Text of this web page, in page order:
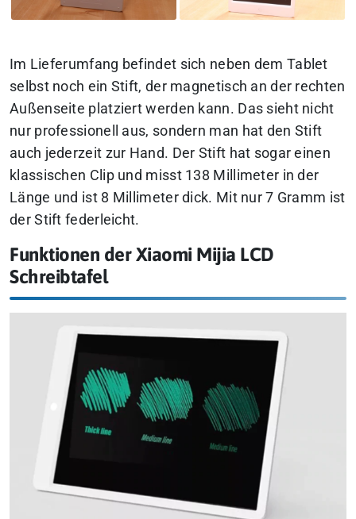
Im Lieferumfang befindet sich neben dem Tablet
selbst noch ein Stift, der magnetisch an der rechten
Außenseite platziert werden kann. Das sieht nicht
nur professionell aus, sondern man hat den Stift
auch jederzeit zur Hand. Der Stift hat sogar einen
klassischen Clip und misst 138 Millimeter in der
Länge und ist 8 Millimeter dick. Mit nur 7 Gramm ist
der Stift federleicht.
Funktionen der Xiaomi Mijia LCD
Schreibtafel